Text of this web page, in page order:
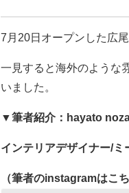
7月20日オープンした広
一見すると海外のような
いました。
▼筆者紹介：hayato
インテリアデザイナー/ミ
（筆者のinstagramはこ